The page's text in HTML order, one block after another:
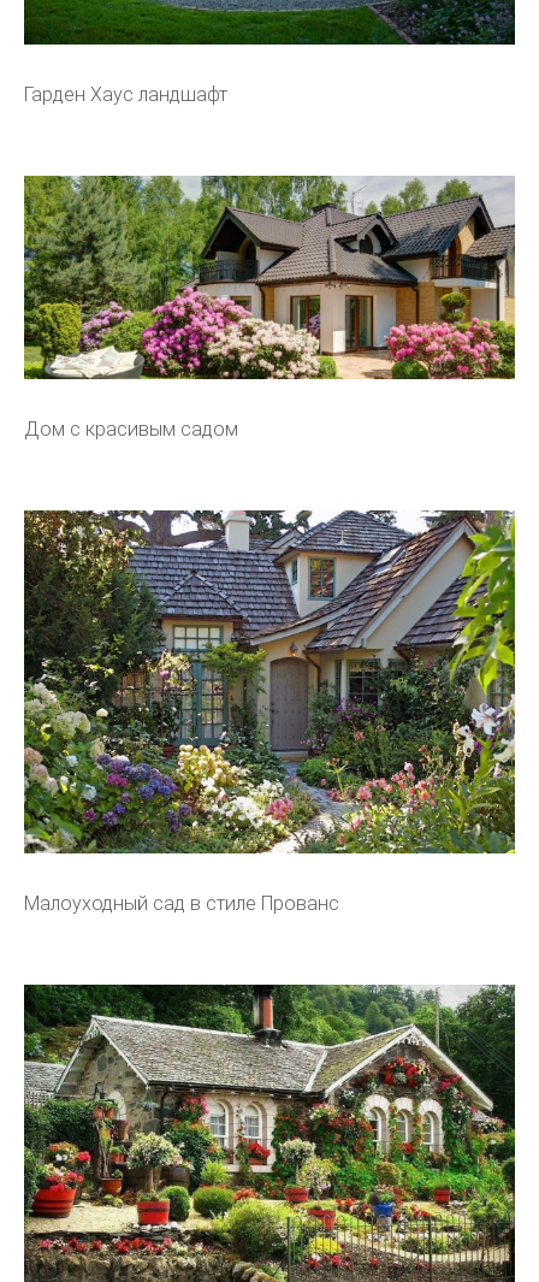
Гарден Хаус ландшафт
Дом с красивым садом
Малоуходный сад в стиле Прованс